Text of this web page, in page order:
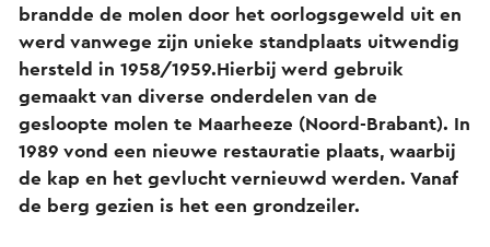
brandde de molen door het oorlogsgeweld uit en
werd vanwege zijn unieke standplaats uitwendig
hersteld in 1958/1959.Hierbij werd gebruik
gemaakt van diverse onderdelen van de
gesloopte molen te Maarheeze (Noord-Brabant). In
1989 vond een nieuwe restauratie plaats, waarbij
de kap en het gevlucht vernieuwd werden. Vanaf
de berg gezien is het een grondzeiler.